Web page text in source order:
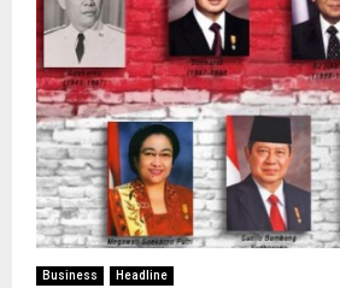
Business Headline